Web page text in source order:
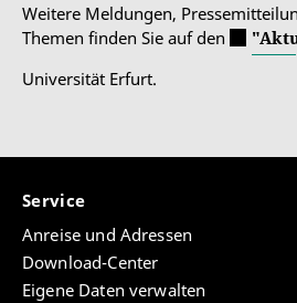
Weitere Meldungen,
Themen finden Sie auf den
Universität Erfurt.
Service
Anreise und Adressen
Download-Center
Eigene Daten verwalten